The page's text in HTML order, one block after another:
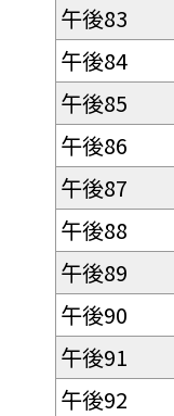
午後83
午後84
午後85
午後86
午後87
午後88
午後89
午後90
午後91
午後92